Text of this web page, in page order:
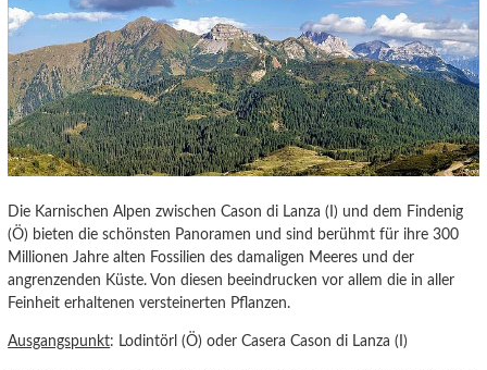
Die Karnischen Alpen zwischen Cason di Lanza (I) und dem Findenig
(Ö) bieten die schönsten Panoramen und sind berühmt für ihre 300
Millionen Jahre alten Fossilien des damaligen Meeres und der
angrenzenden Küste. Von diesen beeindrucken vor allem die in aller
Feinheit erhaltenen versteinerten Pflanzen.
Ausgangspunkt: Lodintörl (Ö) oder Casera Cason di Lanza (I)